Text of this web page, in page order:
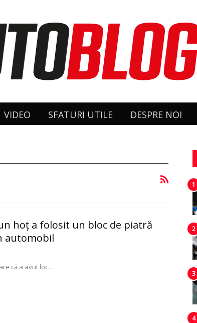
VIDEO SFATURI UTILE DESPRE NOI
hoţ a folosit un bloc de piatră
automobil
că a avut loc…
1
2
3
4